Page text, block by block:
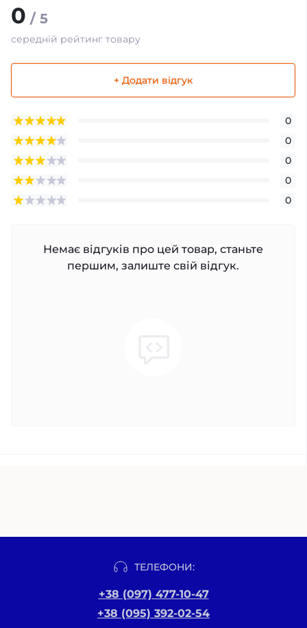
0 / 5
середній рейтинг товару
+ Додати відгук
0
0
0
0
0
Немає відгуків про цей товар, станьте
першим, залиште свій відгук.
ТЕЛЕФОНИ:
+38 (097) 477-10-47
+38 (095) 392-02-54